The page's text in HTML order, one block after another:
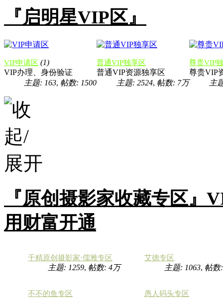
『启明星VIP区』
VIP申请区 (1)
VIP办理、身份验证
主题: 163, 帖数: 1500
普通VIP独享区
普通VIP资源独享区
主题: 2524, 帖数: 7万
尊贵VIP
尊贵VIP
主
『原创摄影家收藏专区』
用财富开通
千精原创摄影家·儒雅专区
主题: 1259, 帖数: 4万
艾德专区
主题: 1063, 帖
不不的鱼专区 愚人码头专区